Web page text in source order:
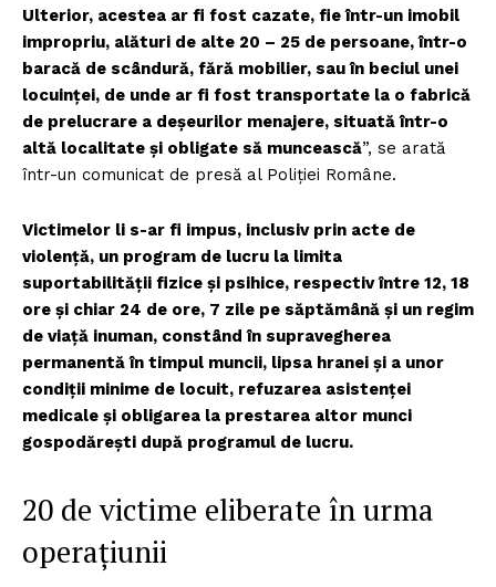
Ulterior, acestea ar fi fost cazate, fie într-un imobil
impropriu, alături de alte 20 – 25 de persoane, într-o
baracă de scândură, fără mobilier, sau în beciul unei
locuinței, de unde ar fi fost transportate la o fabrică
de prelucrare a deșeurilor menajere, situată într-o
altă localitate și obligate să muncească”, se arată
într-un comunicat de presă al Poliției Române.
Victimelor li s-ar fi impus, inclusiv prin acte de
violență, un program de lucru la limita
suportabilității fizice și psihice, respectiv între 12, 18
ore și chiar 24 de ore, 7 zile pe săptămână și un regim
de viață inuman, constând în supravegherea
permanentă în timpul muncii, lipsa hranei și a unor
condiții minime de locuit, refuzarea asistenței
medicale și obligarea la prestarea altor munci
gospodărești după programul de lucru.
20 de victime eliberate în urma
operațiunii